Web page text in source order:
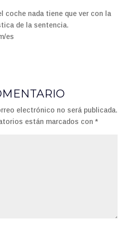
coche nada tiene que ver con la
de la sentencia.
es
electrónico no será publicada.
están marcados con *